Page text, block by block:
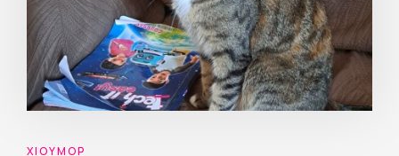
ΧΙΟΎΜΟΡ